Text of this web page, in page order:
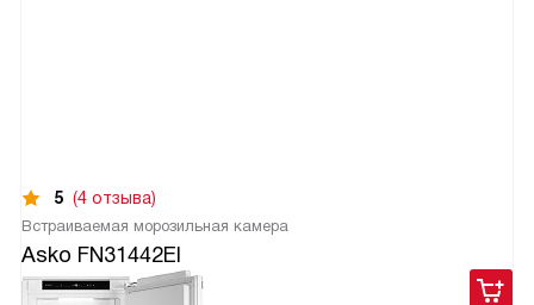
5 (4 отзыва)
Встраиваемая морозильная камера
Asko FN31442EI
119 900руб.